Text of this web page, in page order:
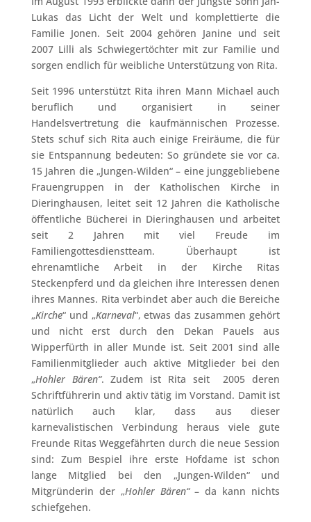
Lukas das Licht der Welt und komplettierte die
Familie Jonen. Seit 2004 gehören Janine und seit
2007 Lilli als Schwiegertöchter mit zur Familie und
sorgen endlich für weibliche Unterstützung von Rita.
Seit 1996 unterstützt Rita ihren Mann Michael auch
beruflich und organisiert in seiner
Handelsvertretung die kaufmännischen Prozesse.
Stets schuf sich Rita auch einige Freiräume, die für
sie Entspannung bedeuten: So gründete sie vor ca.
15 Jahren die „Jungen-Wilden“ – eine junggebliebene
Frauengruppen in der Katholischen Kirche in
Dieringhausen, leitet seit 12 Jahren die Katholische
öffentliche Bücherei in Dieringhausen und arbeitet
seit 2 Jahren mit viel Freude im
Familiengottesdienstteam. Überhaupt ist
ehrenamtliche Arbeit in der Kirche Ritas
Steckenpferd und da gleichen ihre Interessen denen
ihres Mannes. Rita verbindet aber auch die Bereiche
„Kirche“ und „Karneval“, etwas das zusammen gehört
und nicht erst durch den Dekan Pauels aus
Wipperfürth in aller Munde ist. Seit 2001 sind alle
Familienmitglieder auch aktive Mitglieder bei den
„Hohler Bären“. Zudem ist Rita seit 2005 deren
Schriftführerin und aktiv tätig im Vorstand. Damit ist
natürlich auch klar, dass aus dieser
karnevalistischen Verbindung heraus viele gute
Freunde Ritas Weggefährten durch die neue Session
sind: Zum Bespiel ihre erste Hofdame ist schon
lange Mitglied bei den „Jungen-Wilden“ und
Mitgründerin der „Hohler Bären“– da kann nichts
schiefgehen.